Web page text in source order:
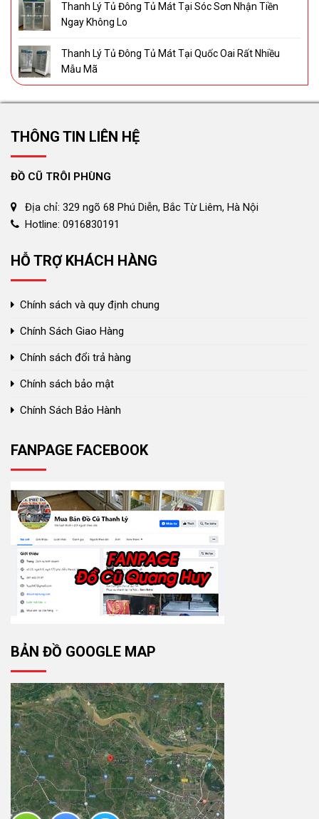
Thanh Lý Tủ Đông Tủ Mát Tại Sóc Sơn Nhận Tiền
Ngay Không Lo
Thanh Lý Tủ Đông Tủ Mát Tại Quốc Oai Rất Nhiều
Mẫu Mã
THÔNG TIN LIÊN HỆ
ĐỒ CŨ TRÔI PHÙNG
Địa chỉ: 329 ngõ 68 Phú Diễn, Bắc Từ Liêm, Hà Nội
Hotline: 0916830191
HỖ TRỢ KHÁCH HÀNG
Chính sách và quy định chung
Chính Sách Giao Hàng
Chính sách đổi trả hàng
Chính sách bảo mật
Chính Sách Bảo Hành
FANPAGE FACEBOOK
BẢN ĐỒ GOOGLE MAP